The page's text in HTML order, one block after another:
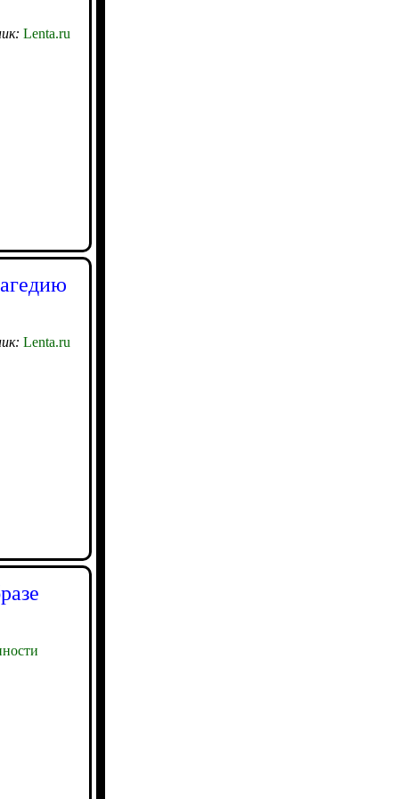
Lenta.ru
Lenta.ru